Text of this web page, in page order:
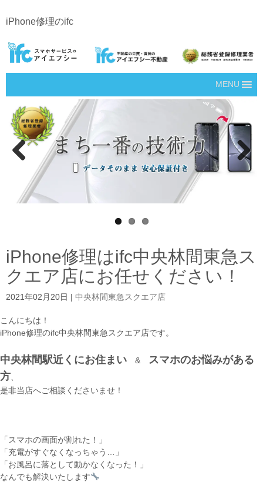
iPhone修理のifc
MENU
Next
iPhone修理はifc中央林間東急ス
クエア店にお任せください！
2021年02月20日 中央林間東急スクエア店
こんにちは！
iPhone修理のifc中央林間東急スクエア店です。
中央林間駅近くにお住まい &
スマホのお悩みがある
方
是非当店へご相談くださいませ！
「スマホの画面が割れた！」
「充電がすぐなくなっちゃう…」
「お風呂に落として動かなくなった！」
なんでも解決いたします